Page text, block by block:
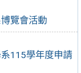
覽會活動
115學年度申請